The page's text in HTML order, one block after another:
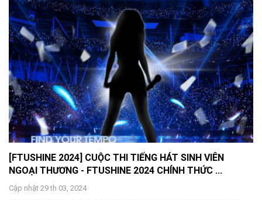
[FTUSHINE 2024] CUỘC THI TIẾNG HÁT SINH VIÊN
NGOẠI THƯƠNG - FTUSHINE 2024 CHÍNH THỨC ...
Cập nhật 29 th 03, 2024